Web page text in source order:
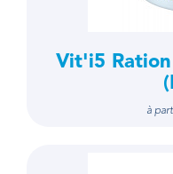
Vit'i5
à